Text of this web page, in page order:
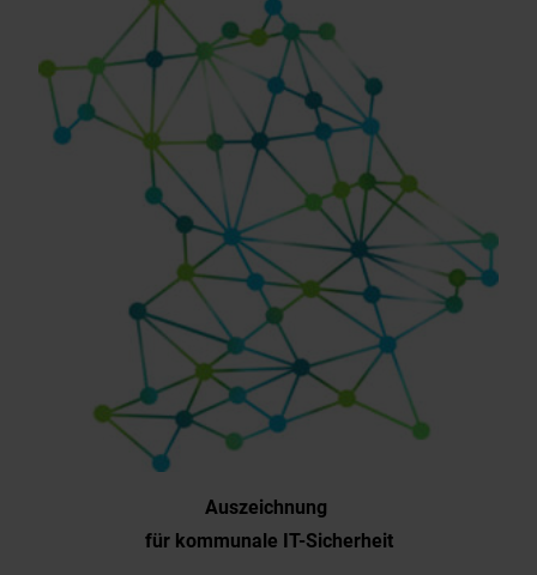
Auszeichnung
für kommunale IT-Sicherheit